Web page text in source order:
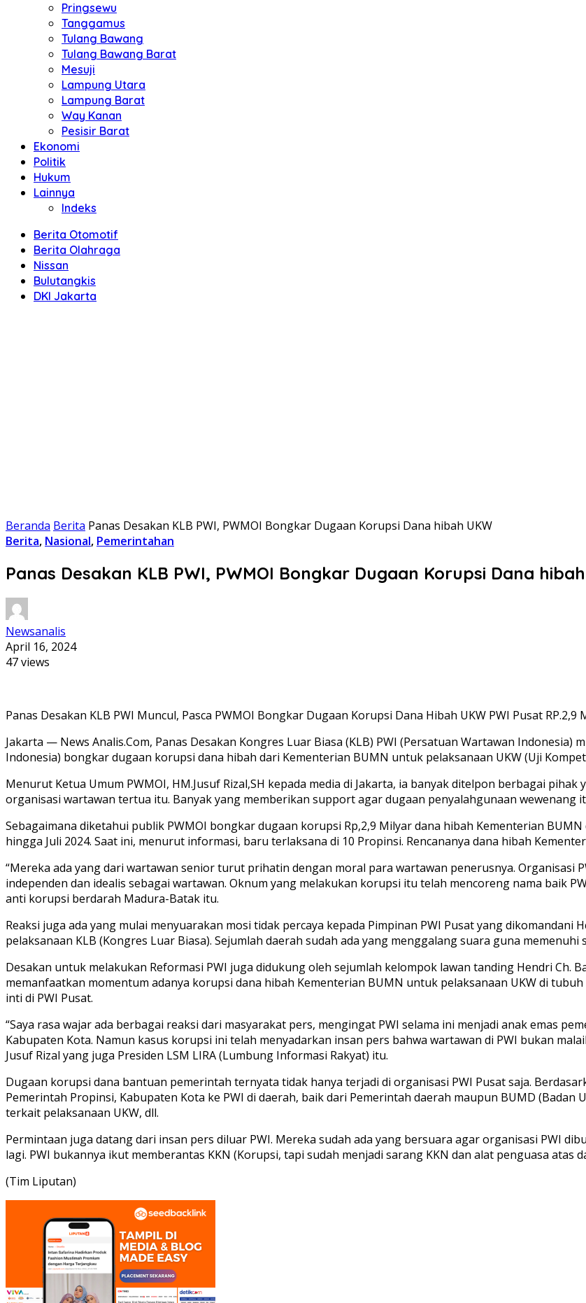
Pringsewu
Tanggamus
Tulang Bawang
Tulang Bawang Barat
Mesuji
Lampung Utara
Lampung Barat
Way Kanan
Pesisir Barat
Ekonomi
Politik
Hukum
Lainnya
Indeks
Berita Otomotif
Berita Olahraga
Nissan
Bulutangkis
DKI Jakarta
Beranda Berita Panas Desakan KLB PWI, PWMOI Bongkar Dugaan Korupsi Dana hibah UKW
Berita, Nasional, Pemerintahan
Panas Desakan KLB PWI, PWMOI Bongkar Dugaan Korupsi Dana
Newsanalis
April 16, 2024
47 views
Panas Desakan KLB PWI Muncul, Pasca PWMOI Bongkar Dugaan Korupsi Dana Hibah UKW PWI Pusat RP.2,9
Jakarta — News Analis.Com, Panas Desakan Kongres Luar Biasa (KLB) PWI (Persatuan Wartawan Indonesia)
Indonesia) bongkar dugaan korupsi dana hibah dari Kementerian BUMN untuk pelaksanaan UKW (Uji
Menurut Ketua Umum PWMOI, HM.Jusuf Rizal,SH kepada media di Jakarta, ia banyak ditelpon berbagai
organisasi wartawan tertua itu. Banyak yang memberikan support agar dugaan penyalahgunaan wewenang
Sebagaimana diketahui publik PWMOI bongkar dugaan korupsi Rp,2,9 Milyar dana hibah Kementerian
hingga Juli 2024. Saat ini, menurut informasi, baru terlaksana di 10 Propinsi. Rencananya dana hibah
“Mereka ada yang dari wartawan senior turut prihatin dengan moral para wartawan penerusnya. Organisasi
independen dan idealis sebagai wartawan. Oknum yang melakukan korupsi itu telah mencoreng nama baik
anti korupsi berdarah Madura-Batak itu.
Reaksi juga ada yang mulai menyuarakan mosi tidak percaya kepada Pimpinan PWI Pusat yang dikomandani
pelaksanaan KLB (Kongres Luar Biasa). Sejumlah daerah sudah ada yang menggalang suara guna memenuhi
Desakan untuk melakukan Reformasi PWI juga didukung oleh sejumlah kelompok lawan tanding Hendri Ch.
memanfaatkan momentum adanya korupsi dana hibah Kementerian BUMN untuk pelaksanaan UKW di
inti di PWI Pusat.
“Saya rasa wajar ada berbagai reaksi dari masyarakat pers, mengingat PWI selama ini menjadi anak emas
Kabupaten Kota. Namun kasus korupsi ini telah menyadarkan insan pers bahwa wartawan di PWI bukan
Jusuf Rizal yang juga Presiden LSM LIRA (Lumbung Informasi Rakyat) itu.
Dugaan korupsi dana bantuan pemerintah ternyata tidak hanya terjadi di organisasi PWI Pusat saja.
Pemerintah Propinsi, Kabupaten Kota ke PWI di daerah, baik dari Pemerintah daerah maupun BUMD (Badan
terkait pelaksanaan UKW, dll.
Permintaan juga datang dari insan pers diluar PWI. Mereka sudah ada yang bersuara agar organisasi PWI
lagi. PWI bukannya ikut memberantas KKN (Korupsi, tapi sudah menjadi sarang KKN dan alat penguasa atas
(Tim Liputan)